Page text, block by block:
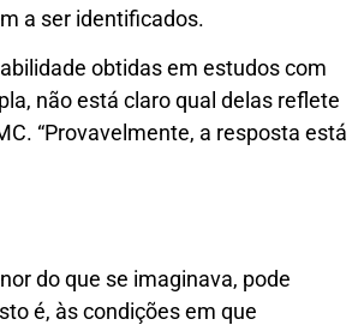
a ser identificados.
obtidas em estudos com
não está claro qual delas reflete
“Provavelmente, a resposta está
do que se imaginava, pode
é, às condições em que